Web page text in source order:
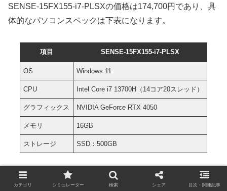
SENSE-15FX155-i7-PLSXの価格は174,700円であり、具
体的なパソコンスペックは下表になります。
項目 SENSE-15FX155-i7-PLSX
OS Windows 11
CPU Intel Core i7 13700H（14コア20スレッド）
グラフィックス NVIDIA GeForce RTX 4050
メモリ 16GB
ストレージ SSD：500GB
特徴
カテゴリ シミュレーター 検索 シェア 目次・関連記事